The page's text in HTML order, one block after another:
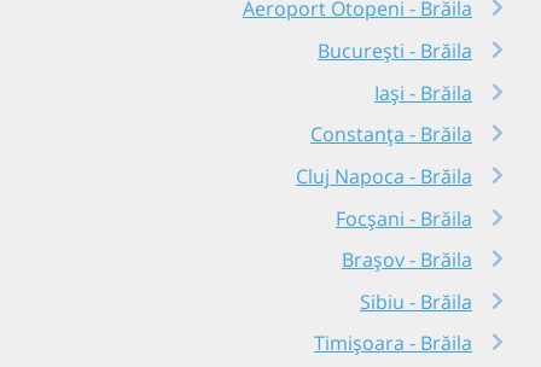
Aeroport Otopeni - Brăila
București - Brăila
Iași - Brăila
Constanța - Brăila
Cluj Napoca - Brăila
Focșani - Brăila
Brașov - Brăila
Sibiu - Brăila
Timișoara - Brăila